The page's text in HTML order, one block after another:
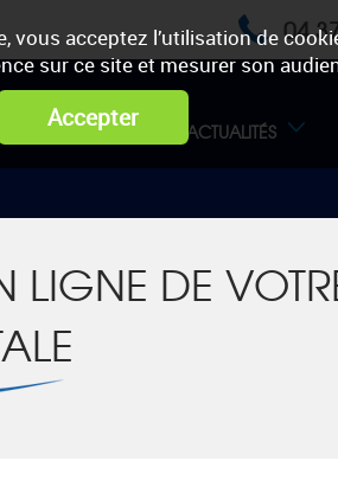
vous acceptez l’utilisation de
sur ce site et mesurer son
Accepter
04
ACTUALITÉS
DE